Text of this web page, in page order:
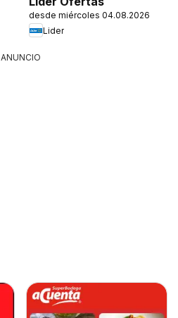
desde miércoles 04.08.2026
Lider
ANUNCIO